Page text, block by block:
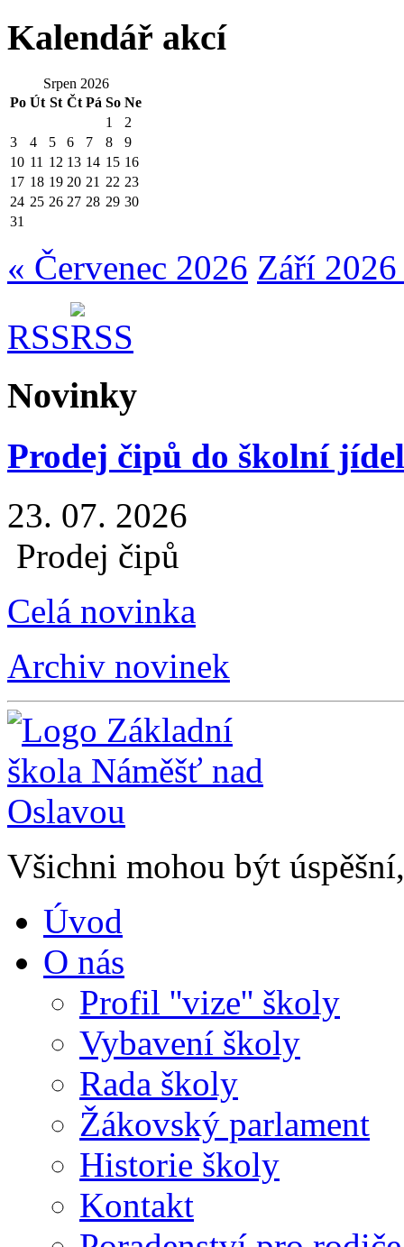
Kalendář akcí
Srpen 2026
Po Út St Čt Pá So Ne
1
2
3
4 5 6 7 8
9
10 11 12 13 14 15 16
17 18 19 20 21 22 23
24 25 26 27 28 29 30
31
« Červenec 2026 Září
RSS
Novinky
Prodej čipů do školní
23. 07. 2026
Prodej čipů
Celá novinka
Archiv novinek
Všichni mohou být
Úvod
O nás
Profil ''vize'' školy
Vybavení školy
Rada školy
Žákovský parlament
Historie školy
Kontakt